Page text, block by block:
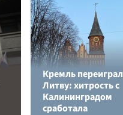
Кремль переиграл
Литву: хитрость с
Калининградом
сработала